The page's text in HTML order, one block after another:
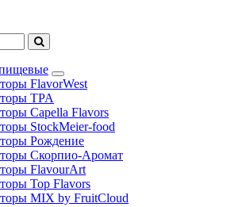
FlavorWest
TPA
Capella Flavors
StockMeier-food
Рождение
Скорпио-Аромат
FlavourArt
Top Flavors
MIX by FruitCloud